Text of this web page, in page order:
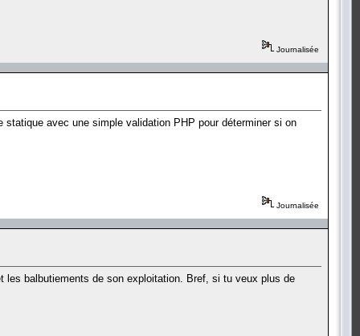
Journalisée
avec une simple validation PHP pour déterminer si on
Journalisée
les balbutiements de son exploitation. Bref, si tu veux plus de